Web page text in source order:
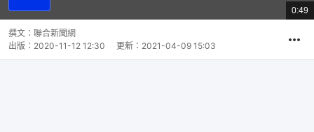
總
共
0:49
撰文： 聯合新聞網
出版： 2020-11-12 12:30 更新： 2021-04-09 15:03